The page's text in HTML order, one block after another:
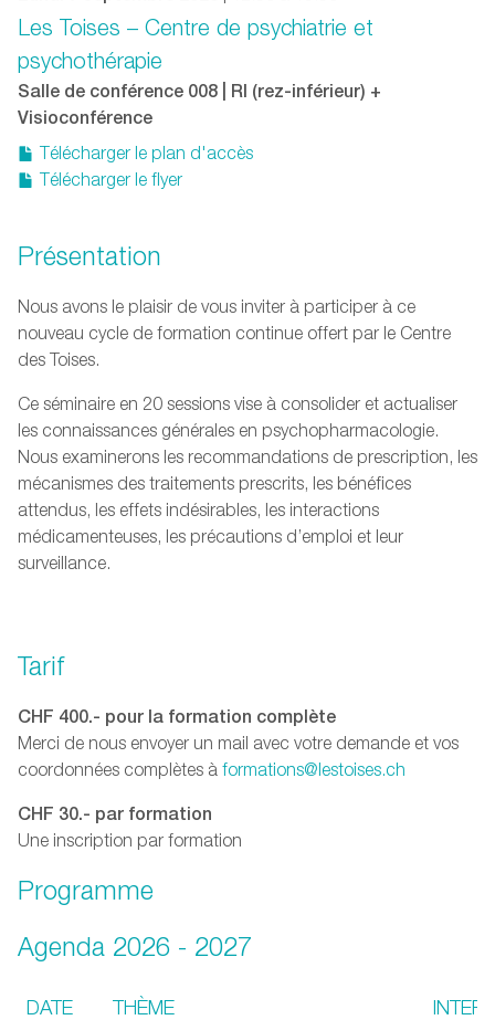
Les Toises – Centre de psychiatrie et
psychothérapie
Salle de conférence 008 | RI (rez-inférieur) +
Visioconférence
Télécharger le plan d'accès
Télécharger le flyer
Présentation
Nous avons le plaisir de vous inviter à participer à ce
nouveau cycle de formation continue offert par le Centre
des Toises.
Ce séminaire en 20 sessions vise à consolider et actualiser
les connaissances générales en psychopharmacologie.
Nous examinerons les recommandations de prescription, les
mécanismes des traitements prescrits, les bénéfices
attendus, les effets indésirables, les interactions
médicamenteuses, les précautions d’emploi et leur
surveillance.
Tarif
CHF 400.- pour la formation complète
Merci de nous envoyer un mail avec votre demande et vos
coordonnées complètes à formations@lestoises.ch
CHF 30.- par formation
Une inscription par formation
Programme
Agenda 2026 - 2027
DATE THÈME